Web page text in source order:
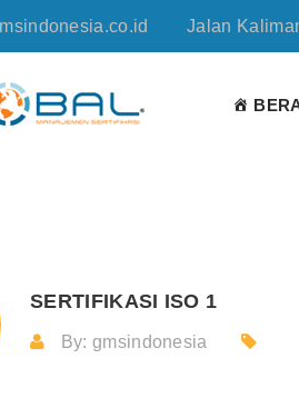
Jalan
SERTIFIKASI ISO 1
By: gmsindonesia